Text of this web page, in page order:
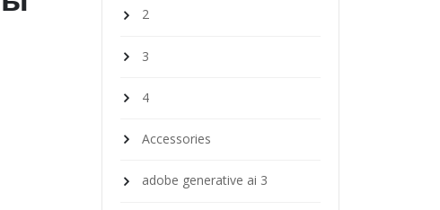
2
3
4
Accessories
adobe generative ai 3